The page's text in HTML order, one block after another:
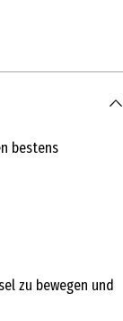
bestens
zu bewegen und